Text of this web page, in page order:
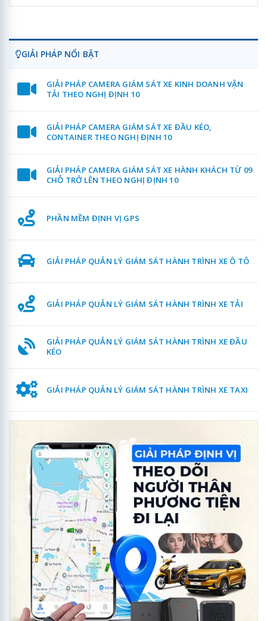
GIẢI PHÁP NỔI BẬT
GIẢI PHÁP CAMERA GIÁM SÁT XE KINH DOANH VẬN
TẢI THEO NGHỊ ĐỊNH 10
GIẢI PHÁP CAMERA GIÁM SÁT XE ĐẦU KÉO,
CONTAINER THEO NGHỊ ĐỊNH 10
GIẢI PHÁP CAMERA GIÁM SÁT XE HÀNH KHÁCH TỪ 09
CHỖ TRỞ LÊN THEO NGHỊ ĐỊNH 10
PHẦN MỀM ĐỊNH VỊ GPS
GIẢI PHÁP QUẢN LÝ GIÁM SÁT HÀNH TRÌNH XE Ô TÔ
GIẢI PHÁP QUẢN LÝ GIÁM SÁT HÀNH TRÌNH XE TẢI
GIẢI PHÁP QUẢN LÝ GIÁM SÁT HÀNH TRÌNH XE ĐẦU
KÉO
GIẢI PHÁP QUẢN LÝ GIÁM SÁT HÀNH TRÌNH XE TAXI